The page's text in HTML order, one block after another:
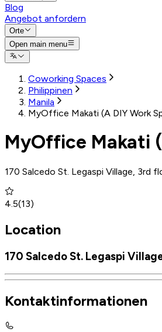
Blog
Angebot anfordern
Orte
Open main menu
Coworking Spaces
Philippinen
Manila
MyOffice Makati (A DIY Work
MyOffice Makati
170 Salcedo St. Legaspi Village, 3rd
4.5(13)
Location
170 Salcedo St. Legaspi
Kontaktinformationen